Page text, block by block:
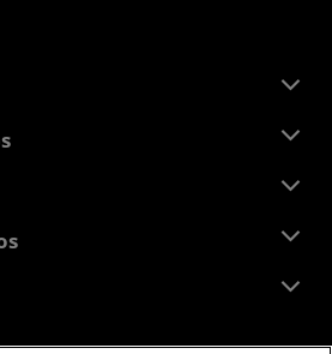
AMD
AMD